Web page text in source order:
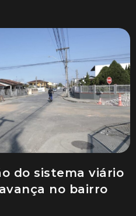
do sistema viário
no bairro